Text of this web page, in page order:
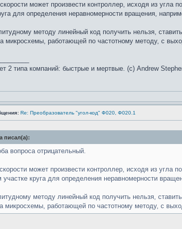
может произвести контроллер, исходя из
для определения неравномерности вращения,
методу линейный код получить нельзя,
микросхемы, работающей по частотному методу, с
2 типа компаний: быстрые и мертвые. (с) Andrew
Re: Преобразователь "угол-код" Ф020, Ф020.1
писал(а):
вопроса отрицательный.
может произвести контроллер, исходя из угла
участке круга для определения неравномерности
методу линейный код получить нельзя,
микросхемы, работающей по частотному методу, с